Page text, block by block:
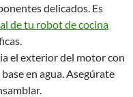
delicados. Es
de tu robot de cocina
el exterior del motor con
en agua. Asegúrate